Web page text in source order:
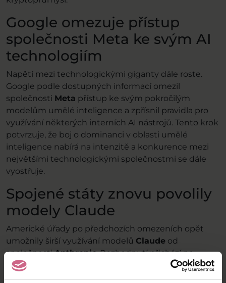
Google omezuje přístup
společnosti Meta ke svým AI
technologiím
Napětí mezi technologickými giganty dále roste.
Google podle dostupných informací omezil
společnosti Meta přístup ke svým pokročilým
modelům umělé inteligence a zpřísnil pravidla pro
využívání některých interních AI nástrojů. Tento krok
potvrzuje, že boj o dominanci v oblasti umělé
inteligence nabírá na intenzitě a konkurence mezi
největšími technologickými společnostmi se dále
vyostřuje.
Spojené státy znovu povolily
modely Claude
Americké úřady po předchozích omezeních opět
umožnily širší využívání modelů Claude od
společnostiAnthropic. Rozhodnutí přichází po
jednáních mezi firmou a regulátory a naznačuje, že